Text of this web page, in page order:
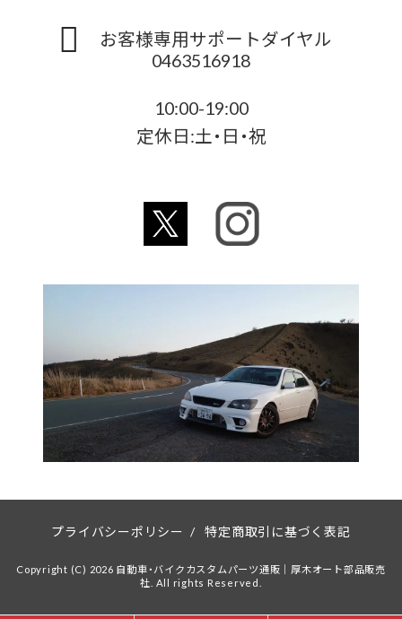
お客様専用サポートダイヤル
0463516918
10:00-19:00
定休日:土・日・祝
プライバシーポリシー / 特定商取引に基づく表記
Copyright (C) 2026 自動車・バイクカスタムパーツ通販｜厚木オート部品販売
社. All rights Reserved.